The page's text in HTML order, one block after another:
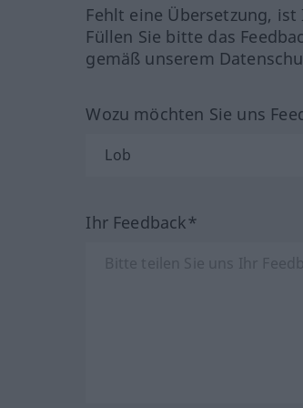
Fehlt eine Übersetzung,
Füllen Sie bitte das
gemäß unserem
Wozu möchten Sie uns
Ihr Feedback*